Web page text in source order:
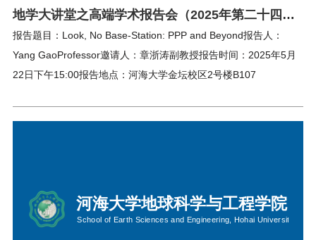
地学大讲堂之高端学术报告会（2025年第二十四
期）
报告题目：Look, No Base-Station: PPP and Beyond报告人：
Yang GaoProfessor邀请人：章浙涛副教授报告时间：2025年5月
22日下午15:00报告地点：河海大学金坛校区2号楼B107